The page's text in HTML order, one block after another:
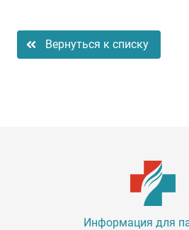
Вернуться к списку
Информация для